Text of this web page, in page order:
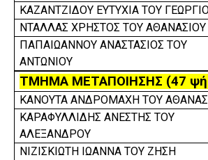
ΚΑΖΑΝΤΖΙΔΟΥ ΕΥΤΥΧΙΑ ΤΟΥ
ΝΤΑΛΛΑΣ ΧΡΗΣΤΟΣ ΤΟΥ ΑΘΑΝΑΣΙΟΥ
ΠΑΠΑΙΩΑΝΝΟΥ ΑΝΑΣΤΑΣΙΟΣ ΤΟΥ
ΑΝΤΩΝΙΟΥ
ΤΜΗΜΑ ΜΕΤΑΠΟΙΗΣΗΣ (47
ΚΑΝΟΥΤΑ ΑΝΔΡΟΜΑΧΗ ΤΟΥ
ΚΑΡΑΦΥΛΛΙΔΗΣ ΑΝΕΣΤΗΣ ΤΟΥ
ΑΛΕΞΑΝΔΡΟΥ
ΝΙΖΙΣΚΙΩΤΗ ΙΩΑΝΝΑ ΤΟΥ ΖΗΣΗ